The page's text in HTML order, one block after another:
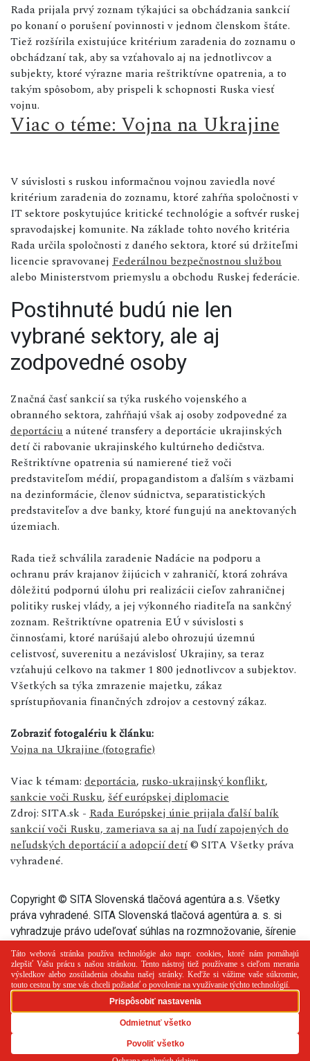
Rada prijala prvý zoznam týkajúci sa obchádzania sankcií
po konaní o porušení povinnosti v jednom členskom štáte.
Tiež rozšírila existujúce kritérium zaradenia do zoznamu o
obchádzaní tak, aby sa vzťahovalo aj na jednotlivcov a
subjekty, ktoré výrazne maria reštriktívne opatrenia, a to
takým spôsobom, aby prispeli k schopnosti Ruska viesť
vojnu.
Viac o téme: Vojna na Ukrajine
V súvislosti s ruskou informačnou vojnou zaviedla nové
kritérium zaradenia do zoznamu, ktoré zahŕňa spoločnosti v
IT sektore poskytujúce kritické technológie a softvér ruskej
spravodajskej komunite. Na základe tohto nového kritéria
Rada určila spoločnosti z daného sektora, ktoré sú držiteľmi
licencie spravovanej Federálnou bezpečnostnou službou
alebo Ministerstvom priemyslu a obchodu Ruskej federácie.
Postihnuté budú nie len
vybrané sektory, ale aj
zodpovedné osoby
Značná časť sankcií sa týka ruského vojenského a
obranného sektora, zahŕňajú však aj osoby zodpovedné za
deportáciua nútené transfery a deportácie ukrajinských
detí či rabovanie ukrajinského kultúrneho dedičstva.
Reštriktívne opatrenia sú namierené tiež voči
predstaviteľom médií, propagandistom a ďalším s väzbami
na dezinformácie, členov súdnictva, separatistických
predstaviteľov a dve banky, ktoré fungujú na anektovaných
územiach.
Rada tiež schválila zaradenie Nadácie na podporu a
ochranu práv krajanov žijúcich v zahraničí, ktorá zohráva
dôležitú podpornú úlohu pri realizácii cieľov zahraničnej
politiky ruskej vlády, a jej výkonného riaditeľa na sankčný
zoznam. Reštriktívne opatrenia EÚ v súvislosti s
činnosťami, ktoré narúšajú alebo ohrozujú územnú
celistvosť, suverenitu a nezávislosť Ukrajiny, sa teraz
vzťahujú celkovo na takmer 1 800 jednotlivcov a subjektov.
Všetkých sa týka zmrazenie majetku, zákaz
sprístupňovania finančných zdrojov a cestovný zákaz.
Zobraziť fotogalériu k článku:
Vojna na Ukrajine (fotografie)
Viac k témam: deportácia, rusko-ukrajinský konflikt,
sankcie voči Rusku, šéf európskej diplomacie
Zdroj: SITA.sk - Rada Európskej únie prijala ďalší balík
sankcií voči Rusku, zameriava sa aj na ľudí zapojených do
neľudských deportácií a adopcií detí© SITA Všetky práva
vyhradené.
Copyright © SITA Slovenská tlačová agentúra a.s. Všetky
práva vyhradené. SITA Slovenská tlačová agentúra a. s. si
vyhradzuje právo udeľovať súhlas na rozmnožovanie, šírenie
a na verejný prenos tohto článku a jeho častí.
PR článok
používania cookies
RSS